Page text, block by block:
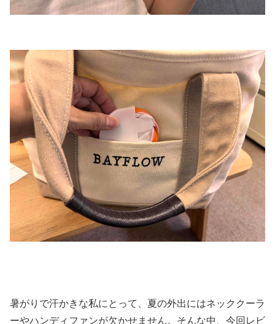
暑がりで汗かきな私にとって、夏の外出にはネッククーラ
ーやハンディファンが欠かせません。そんな中、今回レビ